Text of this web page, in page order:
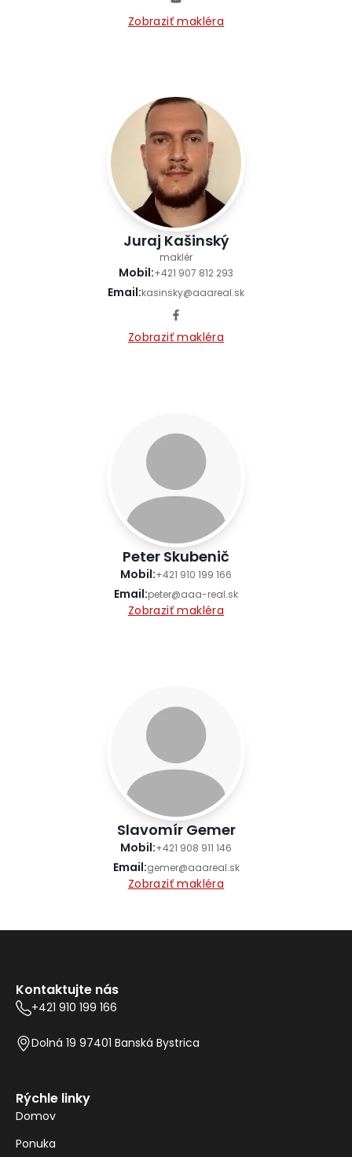
Zobraziť makléra
Juraj Kašinský
maklér
Mobil:+421 907 812 293
Email:kasinsky@aaareal.sk
Zobraziť makléra
Peter Skubenič
Mobil:+421 910 199 166
Email:peter@aaa-real.sk
Zobraziť makléra
Slavomír Gemer
Mobil:+421 908 911 146
Email:gemer@aaareal.sk
Zobraziť makléra
Kontaktujte nás
+421 910 199 166
Dolná 19 97401 Banská Bystrica
Rýchle linky
Domov
Ponuka